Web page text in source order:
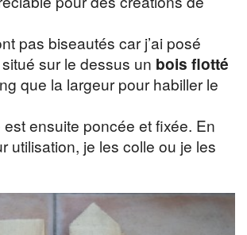
pas biseautés car j’ai posé
sur le dessus un bois flotté
que la largeur pour habiller le
ensuite poncée et fixée. En
utilisation, je les colle ou je les